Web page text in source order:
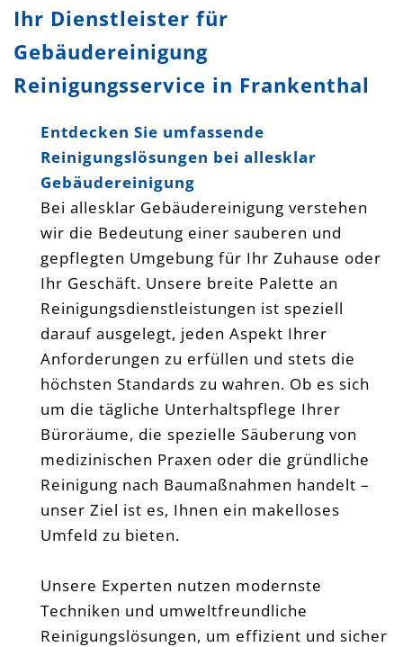
Ihr Dienstleister für
Gebäudereinigung
Reinigungsservice in Frankenthal
Entdecken Sie umfassende
Reinigungslösungen bei allesklar
Gebäudereinigung
Bei allesklar Gebäudereinigung verstehen
wir die Bedeutung einer sauberen und
gepflegten Umgebung für Ihr Zuhause oder
Ihr Geschäft. Unsere breite Palette an
Reinigungsdienstleistungen ist speziell
darauf ausgelegt, jeden Aspekt Ihrer
Anforderungen zu erfüllen und stets die
höchsten Standards zu wahren. Ob es sich
um die tägliche Unterhaltspflege Ihrer
Büroräume, die spezielle Säuberung von
medizinischen Praxen oder die gründliche
Reinigung nach Baumaßnahmen handelt –
unser Ziel ist es, Ihnen ein makelloses
Umfeld zu bieten.
Unsere Experten nutzen modernste
Techniken und umweltfreundliche
Reinigungslösungen, um effizient und sicher